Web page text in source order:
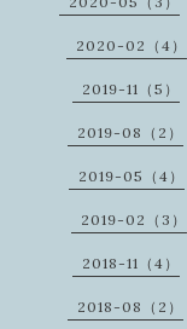
2020-02（4）
2019-11（5）
2019-08（2）
2019-05（4）
2019-02（3）
2018-11（4）
2018-08（2）